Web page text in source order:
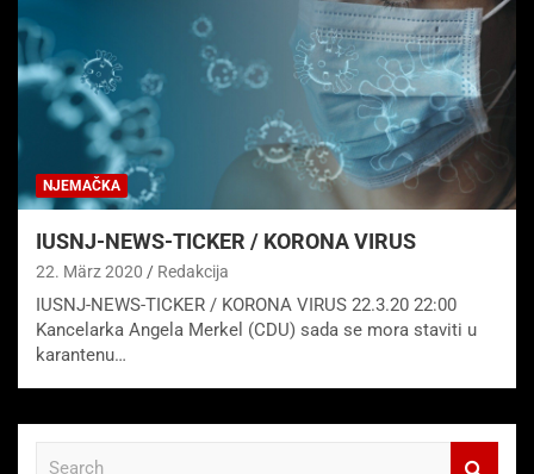
NJEMAČKA
IUSNJ-NEWS-TICKER / KORONA VIRUS
22. März 2020 Redakcija
IUSNJ-NEWS-TICKER / KORONA VIRUS 22.3.20 22:00
Kancelarka Angela Merkel (CDU) sada se mora staviti u
karantenu…